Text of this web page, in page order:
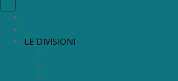
LE DIVISIONI